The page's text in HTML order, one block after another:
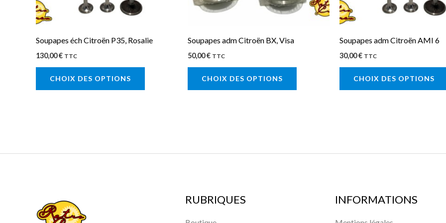
Soupapes éch Citroën P35, Rosalie
130,00€ TTC
CHOIX DES OPTIONS
produit
Soupapes adm Citroën BX, Visa
50,00€ TTC
CHOIX DES OPTIONS
être
produit
Soupapes adm Citroën AMI 6
30,00€ TTC
CHOIX DES OPTIONS
RUBRIQUES INFORMATIONS